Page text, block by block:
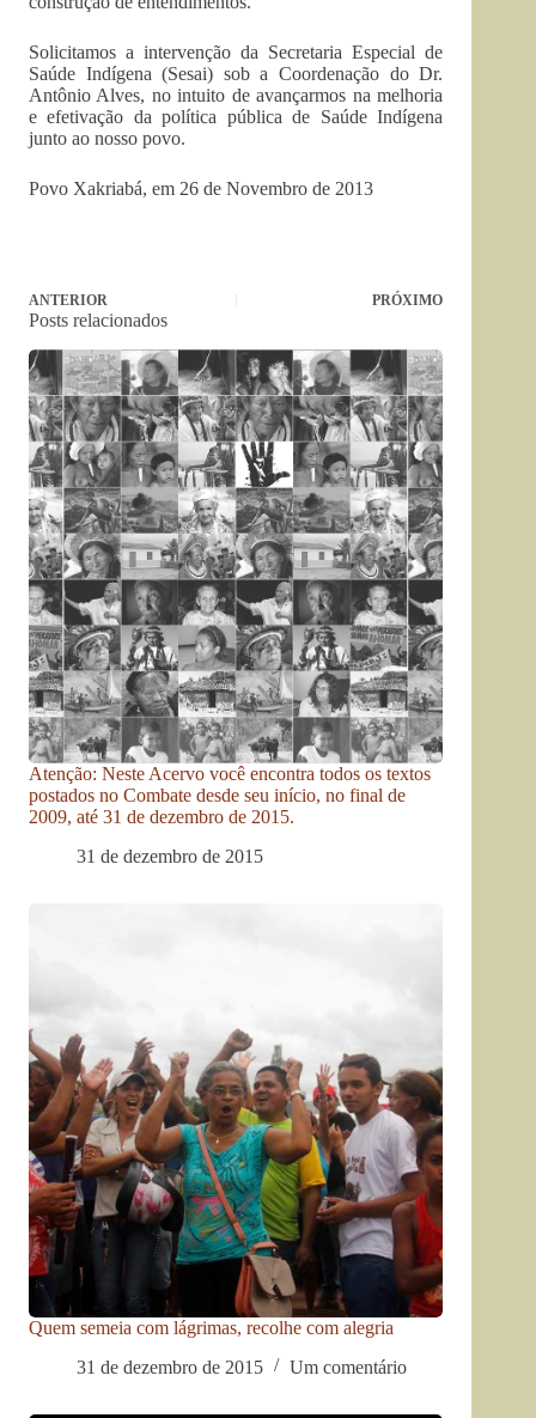
Solicitamos a intervenção da Secretaria Especial de
Saúde Indígena (Sesai) sob a Coordenação do Dr.
Antônio Alves, no intuito de avançarmos na melhoria
e efetivação da política pública de Saúde Indígena
junto ao nosso povo.
Povo Xakriabá, em 26 de Novembro de 2013
ANTERIOR PRÓXIMO
Posts relacionados
Atenção: Neste Acervo você encontra todos os textos
postados no Combate desde seu início, no final de
2009, até 31 de dezembro de 2015.
31 de dezembro de 2015
Quem semeia com lágrimas, recolhe com alegria
31 de dezembro de 2015
Um comentário